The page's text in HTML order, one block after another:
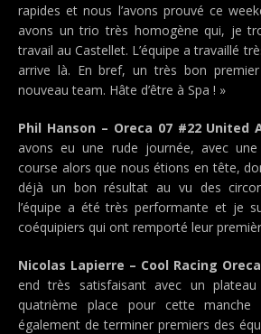
rapides et nous l’avons prouvé ce
avons un trio très homogène qui, je
travail au Castellet. L’équipe a travaillé
arrive là. En bref, un très bon
nouveau team. Hâte d’être à Spa ! »
Phil Hanson – Oreca 07 #22 United
avons eu une rude journée, avec
course alors que nous étions en tête,
déjà un bon résultat au vu des
l’équipe a été très performante et je
coéquipiers qui ont remporté leur
Nicolas Lapierre – Cool Racing
end très satisfaisant avec un
quatrième place pour cette manche
également de terminer premiers des